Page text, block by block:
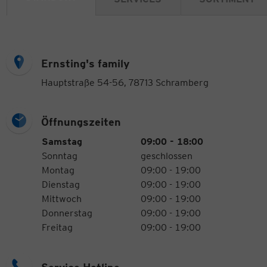
Ernsting's family
Hauptstraße 54-56, 78713 Schramberg
Öffnungszeiten
Öffnungszeiten
Wochentag
Samstag
09:00 - 18:00
Sonntag
geschlossen
Montag
09:00 - 19:00
Dienstag
09:00 - 19:00
Mittwoch
09:00 - 19:00
Donnerstag
09:00 - 19:00
Freitag
09:00 - 19:00